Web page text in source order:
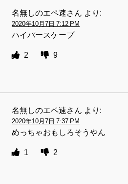
名無しのエペ速さん より:
2020年10月7日 7:12 PM
ハイパースケープ
2 9
名無しのエペ速さん より:
2020年10月7日 7:37 PM
めっちゃおもしろそうやん
1 2